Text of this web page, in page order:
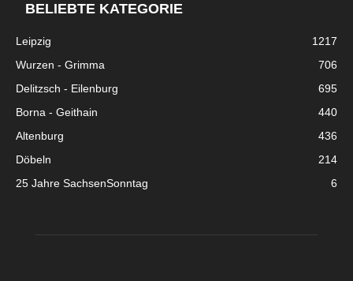
BELIEBTE KATEGORIE
Leipzig
1217
Wurzen - Grimma
706
Delitzsch - Eilenburg
695
Borna - Geithain
440
Altenburg
436
Döbeln
214
25 Jahre SachsenSonntag
6